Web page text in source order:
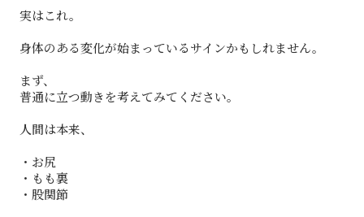
実はこれ。
身体のある変化が始まっているサインかもしれません。
まず、
普通に立つ動きを考えてみてください。
人間は本来、
・お尻
・もも裏
・股関節